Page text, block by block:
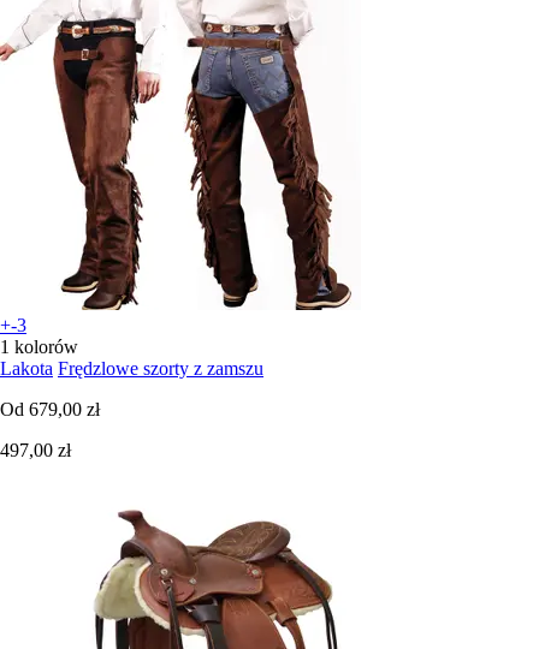
+-3
1 kolorów
Lakota Frędzlowe szorty z zamszu
Od 679,00 zł
497,00 zł